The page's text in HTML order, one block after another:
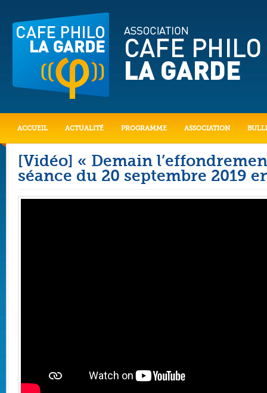
ACCUEIL ACTUALITÉ PROGRAMME ASSOCIATION
[Vidéo] « Demain
séance du 20 septembre 2019